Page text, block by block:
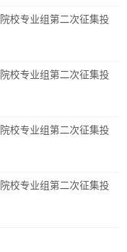
校专业组第二次征集投
校专业组第二次征集投
校专业组第二次征集投
校专业组第二次征集投